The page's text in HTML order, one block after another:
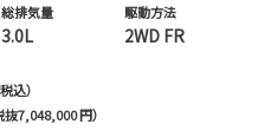
総排気量
3.0L
駆動方法
2WD FR
込）
7,048,000 円）